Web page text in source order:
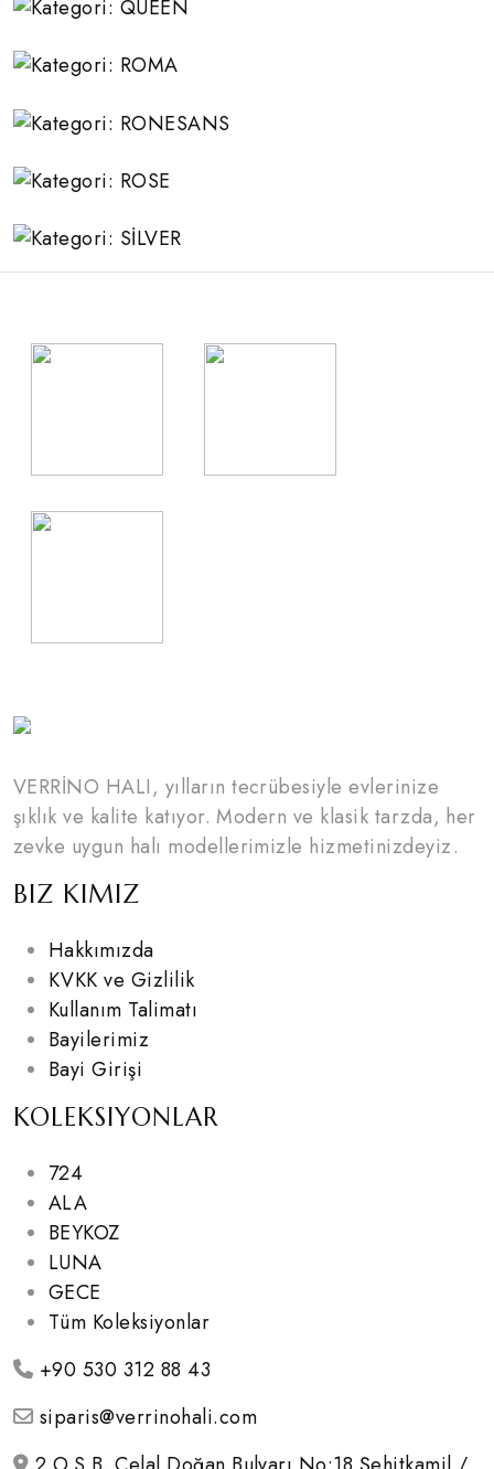
VERRİNO HALI, yılların tecrübesiyle evlerinize
şıklık ve kalite katıyor. Modern ve klasik tarzda, her
zevke uygun halı modellerimizle hizmetinizdeyiz.
BIZ KIMIZ
Hakkımızda
KVKK ve Gizlilik
Kullanım Talimatı
Bayilerimiz
Bayi Girişi
KOLEKSIYONLAR
724
ALA
BEYKOZ
LUNA
GECE
Tüm Koleksiyonlar
+90 530 312 88 43
siparis@verrinohali.com